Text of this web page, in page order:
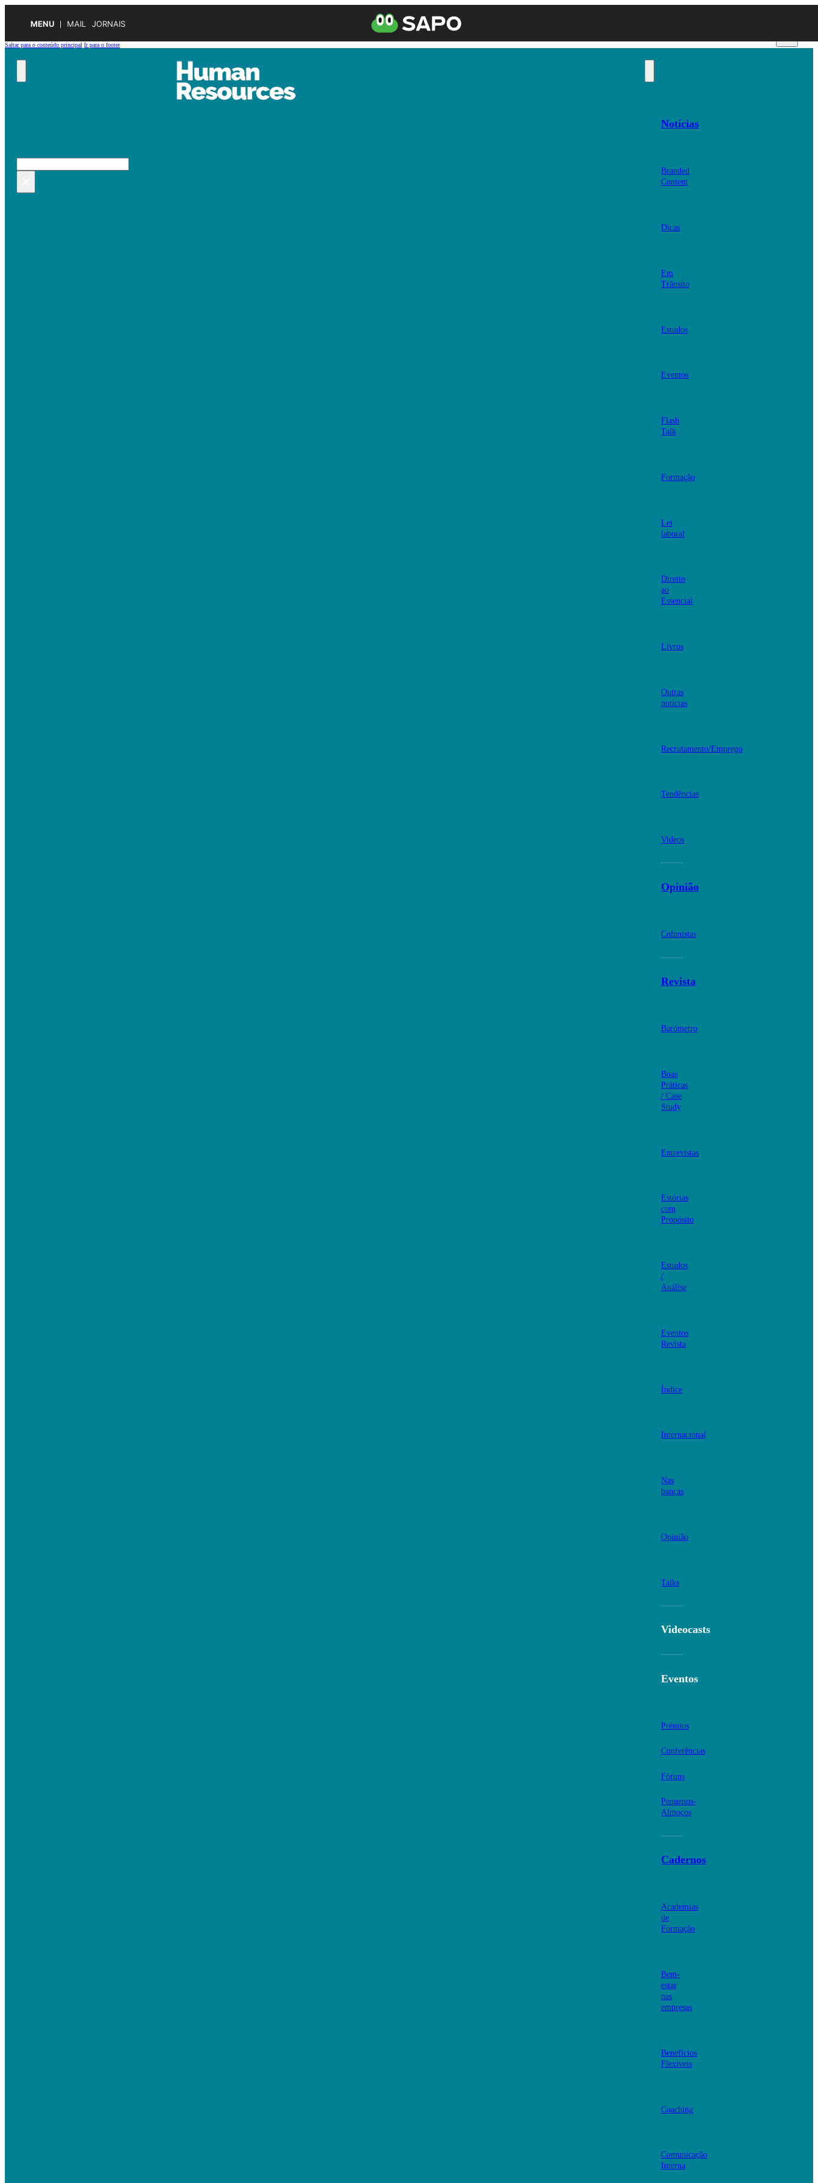
MENU MAIL JORNAIS
Saltar para o conteúdo principal Ir para o footer
Pesquisar
Notícias
Branded
Content
Dicas
Em
Trânsito
Estudos
Eventos
Flash
Talk
Formação
Lei
laboral
Direito
ao
Essencial
Livros
Outras
notícias
Recrutamento/Emprego
Tendências
Videos
Opinião
Colunistas
Revista
Barómetro
Boas
Práticas
/ Case
Study
Entrevistas
Estórias
com
Propósito
Estudos
/
Análise
Eventos
Revista
Índice
Internacional
Nas
bancas
Opinião
Talks
Videocasts
Eventos
Prémios
Conferências
Fóruns
Pequenos-
Almoços
Cadernos
Academias
de
Formação
Bem-
estar
nas
empresas
Benefícios
Flexíveis
Coaching
Comunicação
Interna